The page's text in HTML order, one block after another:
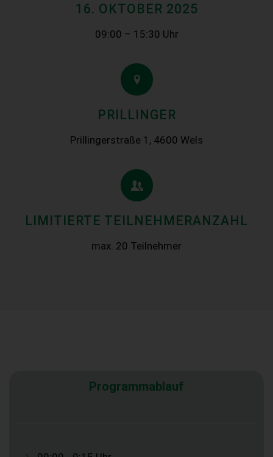
16. OKTOBER 2025
09:00 – 15:30 Uhr
PRILLINGER
Prillingerstraße 1, 4600 Wels
LIMITIERTE TEILNEHMERANZAHL
max. 20 Teilnehmer
Programmablauf